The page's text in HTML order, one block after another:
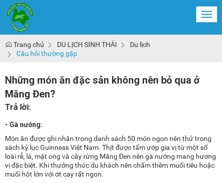
Trang chủ DU LỊCH SINH THÁI
Du lịch
Câu hỏi thường gặp
Những món ăn đặc sản không nên bỏ qua ở
Măng Đen?
Trả lời:
- Gà nướng:
Món ăn được ghi nhận trong danh sách 50 món ngon nên thử trong
sách kỷ lục Guinness Việt Nam. Thịt được tẩm ướp gia vị từ một số
loài rễ, lá, mật ong và cây rừng Măng Đen nên gà nướng mang hương
vị đặc biệt. Khi thưởng thức du khách nên chấm thêm muối tiêu hoặc
muối hột lớn với ớt cay rất ngon.